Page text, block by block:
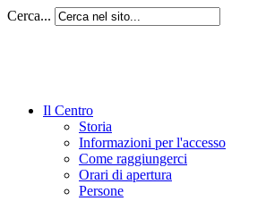
Cerca...
Il Centro
Storia
Informazioni per l'accesso
Come raggiungerci
Orari di apertura
Persone